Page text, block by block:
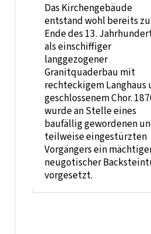
Das Kirchengebäude
entstand wohl bereits zu
Ende des 13.
als einschiffiger
langgezogener
Granitquaderbau mit
rechteckigem Langhaus
geschlossenem Chor.
wurde an Stelle eines
baufällig gewordenen
teilweise eingestürzten
Vorgängers ein
neugotischer
vorgesetzt.